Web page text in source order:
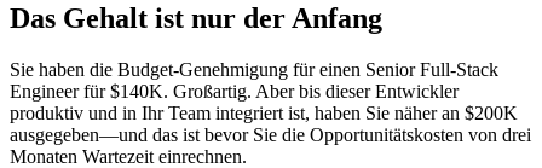
Das Gehalt ist nur der Anfang
Sie haben die Budget-Genehmigung für einen Senior Full-Stack
Engineer für $140K. Großartig. Aber bis dieser Entwickler
produktiv und in Ihr Team integriert ist, haben Sie näher an $200K
ausgegeben—und das ist bevor Sie die Opportunitätskosten von drei
Monaten Wartezeit einrechnen.